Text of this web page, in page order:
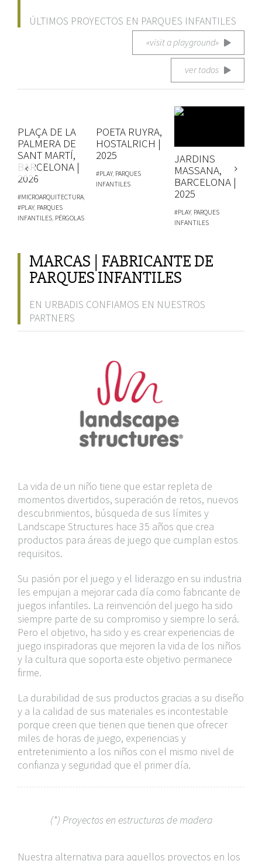
ÚLTIMOS PROYECTOS EN PARQUES INFANTILES
«visit a playground»
ver todos
PLAÇA DE LA
PALMERA DE
SANT MARTÍ,
BARCELONA |
2026
#MICROARQUITECTURA
#PLAY, PARQUES
INFANTILES PÉRGOLAS
POETA RUYRA,
HOSTALRICH |
2025
#PLAY, PARQUES
INFANTILES
JARDINS
MASSANA,
BARCELONA |
2025
#PLAY, PARQUES
INFANTILES
MARCAS | FABRICANTE DE
PARQUES INFANTILES
EN URBADIS CONFIAMOS EN NUESTROS
PARTNERS
La vida de un niño tiene que estar repleta de
momentos divertidos, superación de retos, nuevos
descubrimientos, búsqueda de sus límites y
Landscape Structures hace 35 años que crea
productos para áreas de juego que cumplan estos
requisitos.
Su pasión por el juego y el liderazgo en su industria
les empujan a mejorar cada día como fabricante de
juegos infantiles. La reinvención del juego ha sido
siempre parte de su compromiso y siempre lo será.
Pero el objetivo, ha sido y es crear experiencias de
juego inspiradoras que mejoren la vida de los niños
y la cultura que soporta este objetivo permanece
firme.
La durabilidad de sus productos gracias a su diseño
y a la calidad de sus materiales es incontestable
porque creen que tienen que tienen que ofrecer
miles de horas de juego, experiencias y
entretenimiento a los niños con el mismo nivel de
confianza y seguridad que el primer día.
(*) Proyectos en estructuras de madera
Nuestra alternativa para aquellos proyectos en los